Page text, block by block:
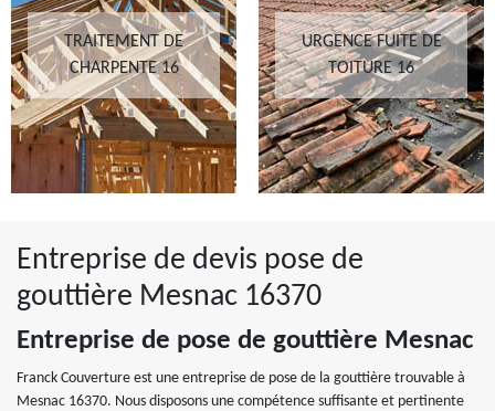
TRAITEMENT DE
CHARPENTE 16
URGENCE FUITE DE
TOITURE 16
Entreprise de devis pose de
gouttière Mesnac 16370
Entreprise de pose de gouttière Mesnac
Franck Couverture est une entreprise de pose de la gouttière trouvable à
Mesnac 16370. Nous disposons une compétence suffisante et pertinente